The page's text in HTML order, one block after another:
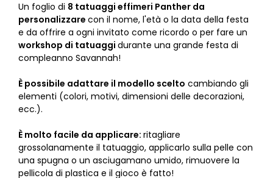
Un foglio di 8 tatuaggi effimeri Panther da
personalizzare con il nome, l'età o la data della festa
e da offrire a ogni invitato come ricordo o per fare un
workshop di tatuaggi durante una grande festa di
compleanno Savannah!
È possibile adattare il modello scelto cambiando gli
elementi (colori, motivi, dimensioni delle decorazioni,
ecc.).
È molto facile da applicare: ritagliare
grossolanamente il tatuaggio, applicarlo sulla pelle con
una spugna o un asciugamano umido, rimuovere la
pellicola di plastica e il gioco è fatto!